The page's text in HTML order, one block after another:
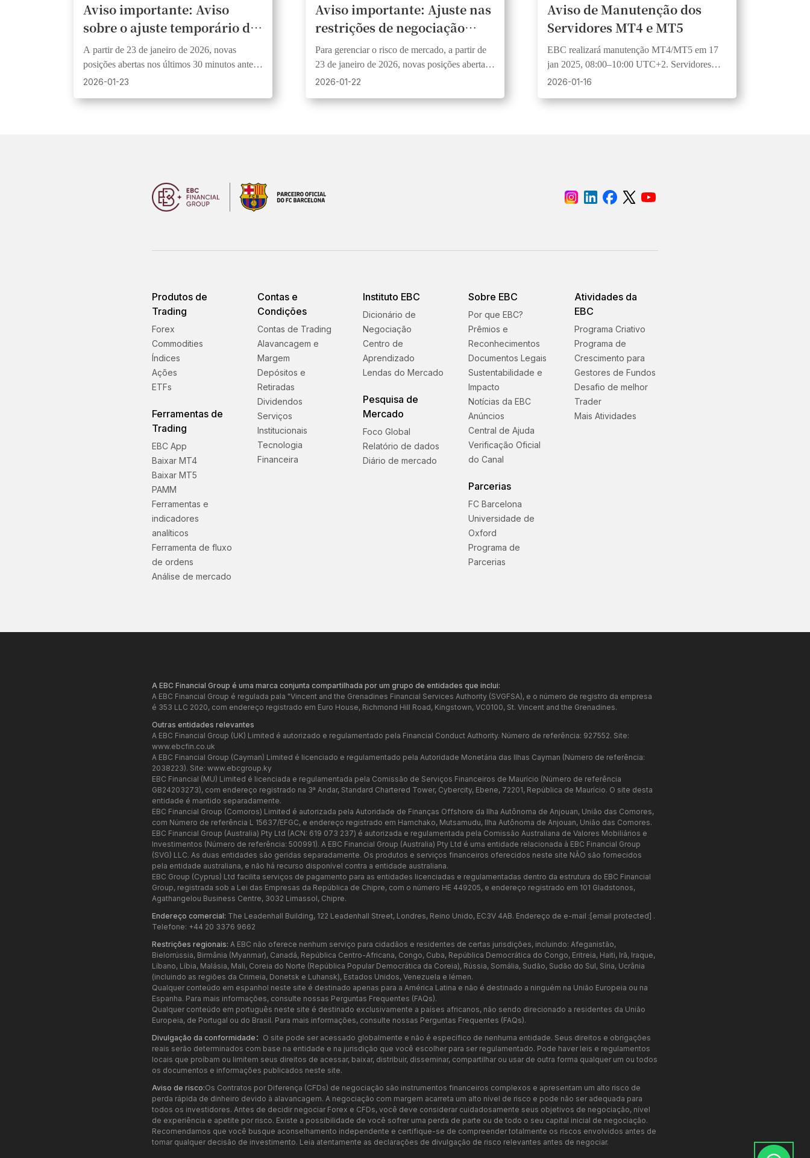
Aviso importante: Aviso
sobre o ajuste temporário de
margem antes do
fechamento do mercado na
sexta-feira.
A partir de 23 de janeiro de 2026, novas
posições abertas nos últimos 30 minutos antes
do fechamento do mercado de sexta-feira terão
2026-01-23
Aviso importante: Ajuste nas
restrições de negociação
antes do fechamento do
mercado na sexta-feira
Para gerenciar o risco de mercado, a partir de
23 de janeiro de 2026, novas posições abertas
antes do fechamento de sexta-feira terão um
2026-01-22
Aviso de Manutenção dos
Servidores MT4 e MT5
EBC realizará manutenção MT4/MT5 em 17
jan 2025, 08:00–10:00 UTC+2. Servidores
reais/demo pausam e BTCUSD fica
2026-01-16
Produtos de
Trading
Forex
Commodities
Índices
Ações
ETFs
Ferramentas de
Trading
EBC App
Baixar MT4
Baixar MT5
PAMM
Ferramentas e
indicadores
analíticos
Ferramenta de fluxo
de ordens
Análise de mercado
Contas e
Condições
Contas de Trading
Alavancagem e
Margem
Depósitos e
Retiradas
Dividendos
Serviços
Institucionais
Tecnologia
Financeira
Instituto EBC
Dicionário de
Negociação
Centro de
Aprendizado
Lendas do Mercado
Pesquisa de
Mercado
Foco Global
Relatório de dados
Diário de mercado
Sobre EBC
Por que EBC?
Prêmios e
Reconhecimentos
Documentos Legais
Sustentabilidade e
Impacto
Notícias da EBC
Anúncios
Central de Ajuda
Verificação Oficial
do Canal
Parcerias
FC Barcelona
Universidade de
Oxford
Programa de
Parcerias
Atividades da
EBC
Programa Criativo
Programa de
Crescimento para
Gestores de Fundos
Desafio de melhor
Trader
Mais Atividades
A EBC Financial Group é uma marca conjunta compartilhada por um grupo de entidades que inclui:
A EBC Financial Group é regulada pala "Vincent and the Grenadines Financial Services Authority (SVGFSA), e o número de registro da empresa
é 353 LLC 2020, com endereço registrado em Euro House, Richmond Hill Road, Kingstown, VC0100, St. Vincent and the Grenadines.
Outras entidades relevantes
A EBC Financial Group (UK) Limited é autorizado e regulamentado pela Financial Conduct Authority. Número de referência: 927552. Site:
www.ebcfin.co.uk
A EBC Financial Group (Cayman) Limited é licenciado e regulamentado pela Autoridade Monetária das Ilhas Cayman (Número de referência:
2038223). Site: www.ebcgroup.ky
EBC Financial (MU) Limited é licenciada e regulamentada pela Comissão de Serviços Financeiros de Maurício (Número de referência
GB24203273), com endereço registrado na 3ª Andar, Standard Chartered Tower, Cybercity, Ebene, 72201, República de Maurício. O site desta
entidade é mantido separadamente.
EBC Financial Group (Comoros) Limited é autorizada pela Autoridade de Finanças Offshore da Ilha Autônoma de Anjouan, União das Comores,
com Número de referência L 15637/EFGC, e endereço registrado em Hamchako, Mutsamudu, Ilha Autônoma de Anjouan, União das Comores.
EBC Financial Group (Australia) Pty Ltd (ACN: 619 073 237) é autorizada e regulamentada pela Comissão Australiana de Valores Mobiliários e
Investimentos (Número de referência: 500991). A EBC Financial Group (Australia) Pty Ltd é uma entidade relacionada à EBC Financial Group
(SVG) LLC. As duas entidades são geridas separadamente. Os produtos e serviços financeiros oferecidos neste site NÃO são fornecidos
pela entidade australiana, e não há recurso disponível contra a entidade australiana.
EBC Group (Cyprus) Ltd facilita serviços de pagamento para as entidades licenciadas e regulamentadas dentro da estrutura do EBC Financial
Group, registrada sob a Lei das Empresas da República de Chipre, com o número HE 449205, e endereço registrado em 101 Gladstonos,
Agathangelou Business Centre, 3032 Limassol, Chipre.
Endereço comercial: The Leadenhall Building, 122 Leadenhall Street, Londres, Reino Unido, EC3V 4AB. Endereço de e-mail : [email protected] .
Telefone: +44 20 3376 9662
Restrições regionais: A EBC não oferece nenhum serviço para cidadãos e residentes de certas jurisdições, incluindo: Afeganistão,
Bielorrússia, Birmânia (Myanmar), Canadá, República Centro-Africana, Congo, Cuba, República Democrática do Congo, Eritreia, Haiti, Irã, Iraque,
Líbano, Líbia, Malásia, Mali, Coreia do Norte (República Popular Democrática da Coreia), Rússia, Somália, Sudão, Sudão do Sul, Síria, Ucrânia
(incluindo as regiões da Crimeia, Donetsk e Luhansk), Estados Unidos, Venezuela e Iémen.
Qualquer conteúdo em espanhol neste site é destinado apenas para a América Latina e não é destinado a ninguém na União Europeia ou na
Espanha. Para mais informações, consulte nossas Perguntas Frequentes (FAQs).
Qualquer conteúdo em português neste site é destinado exclusivamente a países africanos, não sendo direcionado a residentes da União
Europeia, de Portugal ou do Brasil. Para mais informações, consulte nossas Perguntas Frequentes (FAQs).
Divulgação da conformidade： O site pode ser acessado globalmente e não é específico de nenhuma entidade. Seus direitos e obrigações
reais serão determinados com base na entidade e na jurisdição que você escolher para ser regulamentado. Pode haver leis e regulamentos
locais que proíbam ou limitem seus direitos de acessar, baixar, distribuir, disseminar, compartilhar ou usar de outra forma qualquer um ou todos
os documentos e informações publicados neste site.
Aviso de risco:Os Contratos por Diferença (CFDs) de negociação são instrumentos financeiros complexos e apresentam um alto risco de
perda rápida de dinheiro devido à alavancagem. A negociação com margem acarreta um alto nível de risco e pode não ser adequada para
todos os investidores. Antes de decidir negociar Forex e CFDs, você deve considerar cuidadosamente seus objetivos de negociação, nível
de experiência e apetite por risco. Existe a possibilidade de você sofrer uma perda de parte ou de todo o seu capital inicial de negociação.
Recomendamos que você busque aconselhamento independente e certifique-se de compreender totalmente os riscos envolvidos antes de
tomar qualquer decisão de investimento. Leia atentamente as declarações de divulgação de risco relevantes antes de negociar.